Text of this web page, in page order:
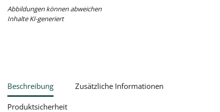
Abbildungen können abweichen
Inhalte KI-generiert
Beschreibung Zusätzliche Informationen
Produktsicherheit